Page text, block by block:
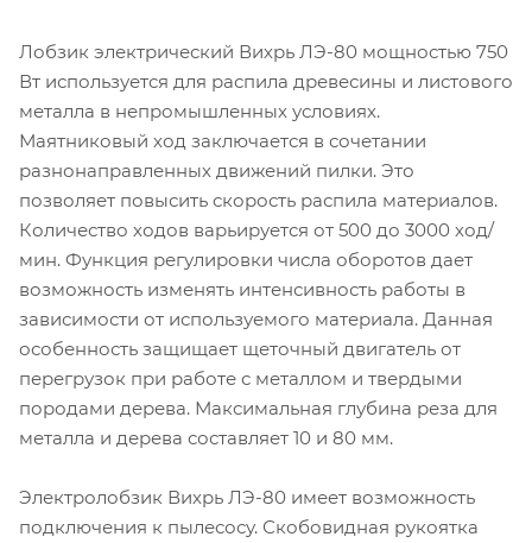
Лобзик электрический Вихрь ЛЭ-80 мощностью 750
Вт используется для распила древесины и листового
металла в непромышленных условиях.
Маятниковый ход заключается в сочетании
разнонаправленных движений пилки. Это
позволяет повысить скорость распила материалов.
Количество ходов варьируется от 500 до 3000 ход/
мин. Функция регулировки числа оборотов дает
возможность изменять интенсивность работы в
зависимости от используемого материала. Данная
особенность защищает щеточный двигатель от
перегрузок при работе с металлом и твердыми
породами дерева. Максимальная глубина реза для
металла и дерева составляет 10 и 80 мм.
Электролобзик Вихрь ЛЭ-80 имеет возможность
подключения к пылесосу. Скобовидная рукоятка